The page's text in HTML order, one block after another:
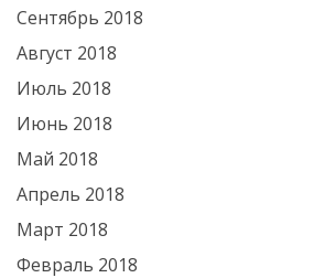
Сентябрь 2018
Август 2018
Июль 2018
Июнь 2018
Май 2018
Апрель 2018
Март 2018
Февраль 2018